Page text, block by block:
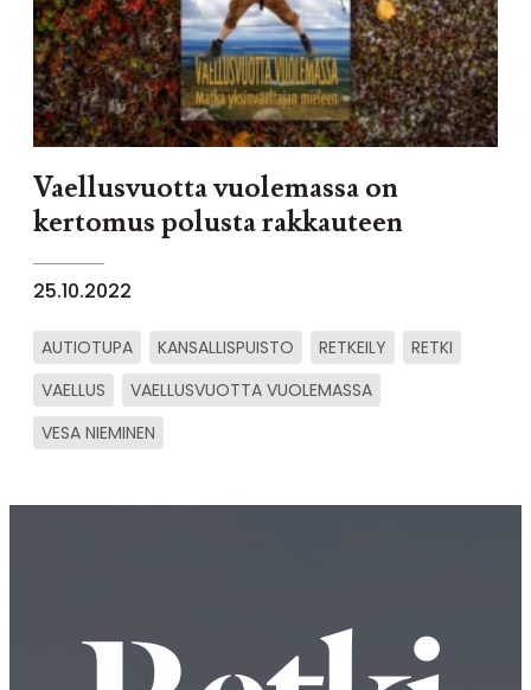
Vaellusvuotta vuolemassa on
kertomus polusta rakkauteen
25.10.2022
AUTIOTUPA KANSALLISPUISTO RETKEILY
RETKI
VAELLUS
VAELLUSVUOTTA VUOLEMASSA
VESA NIEMINEN